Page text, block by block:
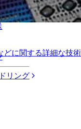
どに関する詳細な技術
リング